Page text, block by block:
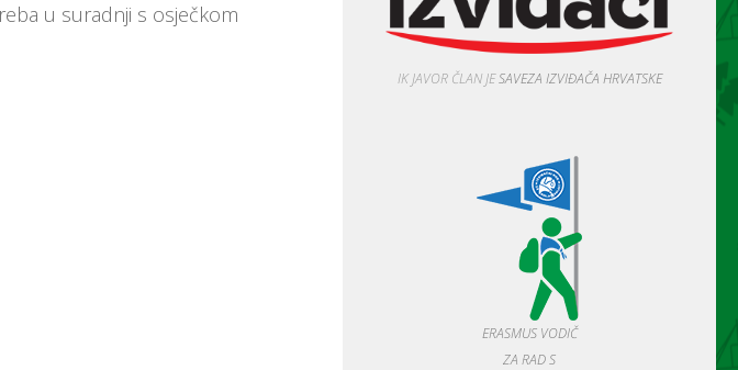
u suradnji s osječkom
IK JAVOR ČLAN JESAVEZA IZVIĐAČA HRVATSKE
ERASMUS VODIČ
ZA RAD S